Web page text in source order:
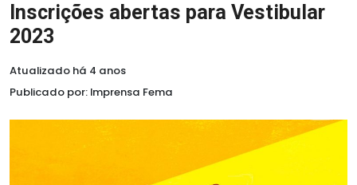
Inscrições abertas para Vestibular
2023
Atualizado há 4 anos
Publicado por: Imprensa Fema